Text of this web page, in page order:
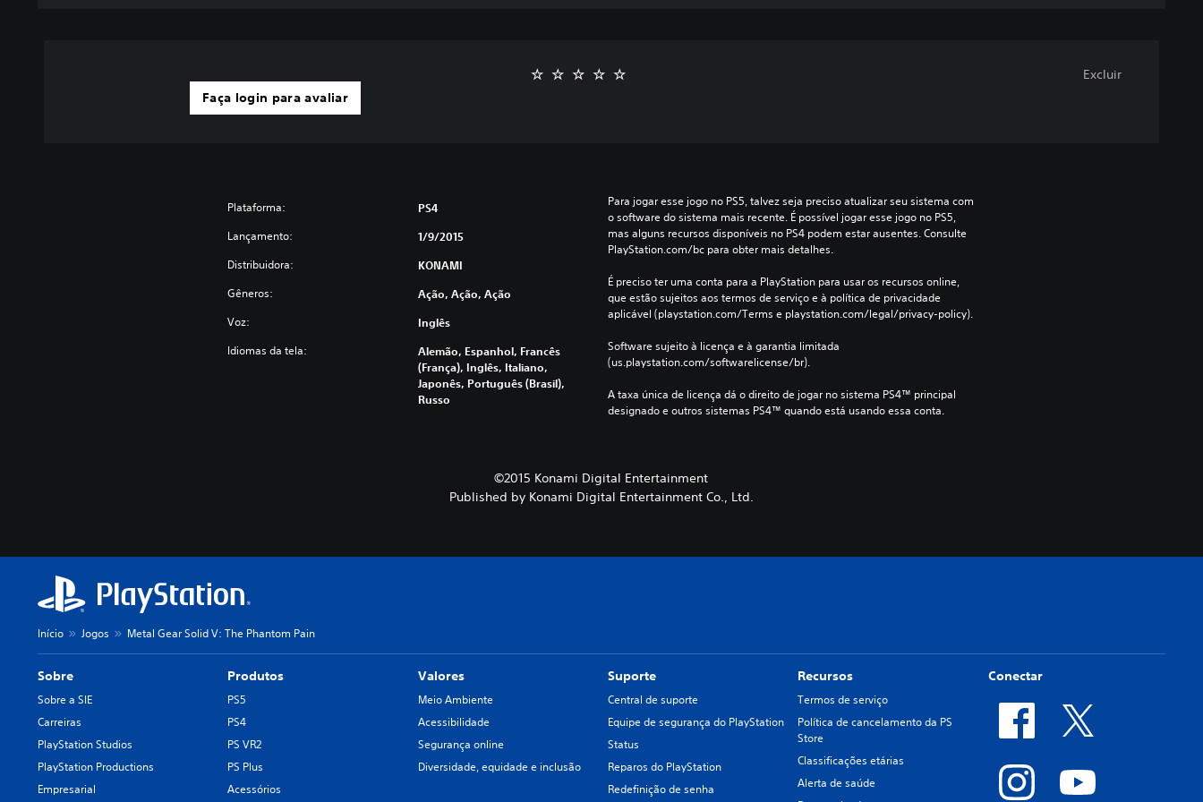
Faça login para avaliar
Excluir
Plataforma: PS4
Lançamento: 1/9/2015
Distribuidora: KONAMI
Gêneros: Ação, Ação, Ação
Voz: Inglês
Idiomas da tela:
Alemão, Espanhol, Francês
(França), Inglês, Italiano,
Japonês, Português (Brasil),
Russo
Para jogar esse jogo no PS5, talvez seja preciso atualizar seu sistema com
o software do sistema mais recente. É possível jogar esse jogo no PS5,
mas alguns recursos disponíveis no PS4 podem estar ausentes. Consulte
PlayStation.com/bc para obter mais detalhes.
É preciso ter uma conta para a PlayStation para usar os recursos online,
que estão sujeitos aos termos de serviço e à política de privacidade
aplicável (playstation.com/Terms e playstation.com/legal/privacy-policy).
Software sujeito à licença e à garantia limitada
(us.playstation.com/softwarelicense/br).
A taxa única de licença dá o direito de jogar no sistema PS4™ principal
designado e outros sistemas PS4™ quando está usando essa conta.
©2015 Konami Digital Entertainment
Published by Konami Digital Entertainment Co., Ltd.
Início Jogos Metal Gear Solid V: The Phantom Pain
Sobre
Sobre a SIE
Carreiras
PlayStation Studios
PlayStation Productions
Empresarial
Produtos
PS5
PS4
PS VR2
PS Plus
Acessórios
Valores
Meio Ambiente
Acessibilidade
Segurança online
Diversidade, equidade e inclusão
Suporte
Central de suporte
Equipe de segurança do PlayStation
Status
Reparos do PlayStation
Redefinição de senha
Recursos
Termos de serviço
Política de cancelamento da PS
Store
Classificações etárias
Alerta de saúde
Conectar